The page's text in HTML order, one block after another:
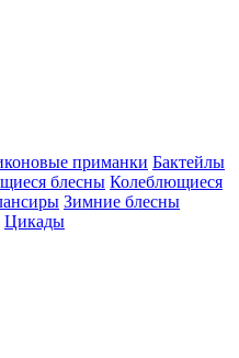
приманки Бактейлы
блесны Колеблющиеся
Зимние блесны
Цикады